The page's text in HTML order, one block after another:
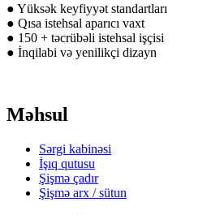
● Yüksək keyfiyyət standartları
● Qısa istehsal aparıcı vaxt
● 150 + təcrübəli istehsal işçisi
● İnqilabi və yenilikçi dizayn
Məhsul
Sərgi kabinəsi
İşıq qutusu
Şişmə çadır
Şişmə arx / sütun